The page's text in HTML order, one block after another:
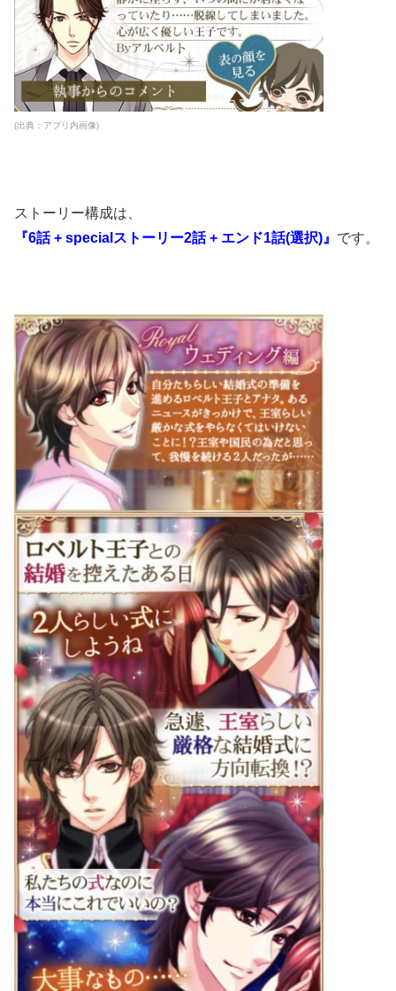
(出典：アプリ内画像)
ストーリー構成は、
『6話 + specialストーリー2話 + エンド1話(選択)』 です。